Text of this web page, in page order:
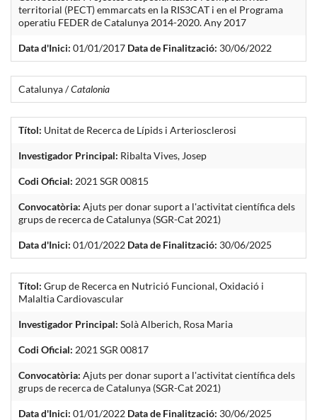
territorial (PECT) emmarcats en la RIS3CAT i en el Programa
operatiu FEDER de Catalunya 2014-2020. Any 2017
Data d'Inici: 01/01/2017 Data de Finalització: 30/06/2022
Catalunya /Catalonia
Títol: Unitat de Recerca de Lípids i Arteriosclerosi
Investigador Principal: Ribalta Vives, Josep
Codi Oficial: 2021 SGR 00815
Convocatòria: Ajuts per donar suport a l'activitat científica dels
grups de recerca de Catalunya (SGR-Cat 2021)
Data d'Inici: 01/01/2022 Data de Finalització: 30/06/2025
Títol: Grup de Recerca en Nutrició Funcional, Oxidació i
Malaltia Cardiovascular
Investigador Principal: Solà Alberich, Rosa Maria
Codi Oficial: 2021 SGR 00817
Convocatòria: Ajuts per donar suport a l'activitat científica dels
grups de recerca de Catalunya (SGR-Cat 2021)
Data d'Inici: 01/01/2022 Data de Finalització: 30/06/2025